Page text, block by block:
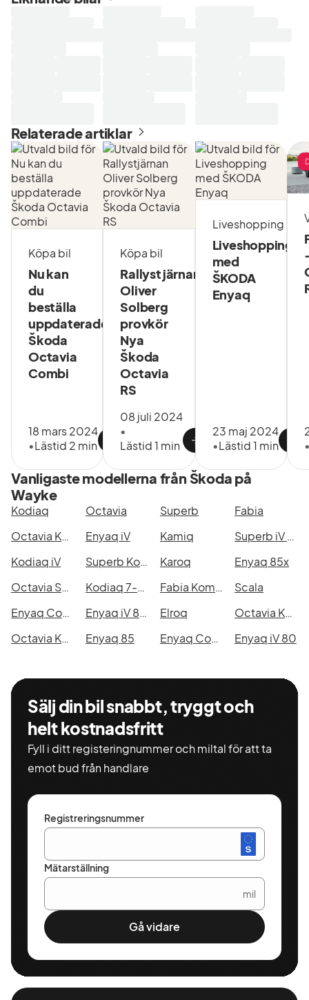
Relaterade artiklar
Köpa bil
Nu kan
du
beställa
uppdaterade
Škoda
Octavia
Combi
18 mars 2024
•Lästid 2 min
Köpa bil
Rallystjärnan
Oliver
Solberg
provkör
Nya
Škoda
Octavia
RS
08 juli 2024
•
Lästid 1 min
Liveshopping
Liveshopping
med
ŠKODA
Enyaq
23 maj 2024
•Lästid 1 min
Vanligaste modellerna från Škoda på
Wayke
Kodiaq Octavia Superb
Fabia
Octavia Kombi
Enyaq iV Kamiq
Superb iV Kombi
Kodiaq iV
Superb Kombi Karoq
Enyaq 85x
Octavia Scout
Kodiaq 7-Seater Fabia Kombi
Scala
Enyaq Coupé RS
Enyaq iV 80x Elroq
Octavia Kombi RS
Octavia Kombi iV
Enyaq 85 Enyaq Coupé RS iV Enyaq iV 80
Sälj din bil snabbt, tryggt och
helt kostnadsfritt
Fyll i ditt registeringnummer och miltal för att ta
emot bud från handlare
Registreringsnummer
Mätarställning
mil
Gå vidare